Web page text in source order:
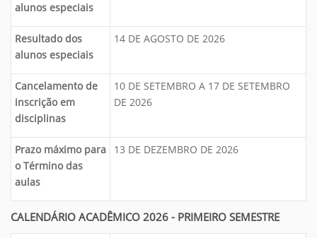
alunos especiais
Resultado dos
alunos especiais
14 DE AGOSTO DE 2026
Cancelamento de
inscrição em
disciplinas
10 DE SETEMBRO A 17 DE SETEMBRO
DE 2026
Prazo máximo para
o Término das
aulas
13 DE DEZEMBRO DE 2026
CALENDÁRIO ACADÊMICO 2026 - PRIMEIRO SEMESTRE